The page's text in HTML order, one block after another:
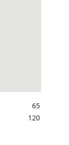
65
120